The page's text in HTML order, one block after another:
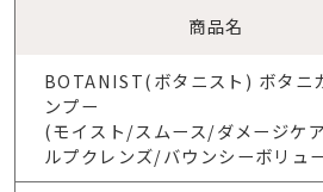
商品名
BOTANIST(ボタニスト) ボタニ
ンプー
(モイスト/スムース/ダメージケ
ルプクレンズ/バウンシーボリュ